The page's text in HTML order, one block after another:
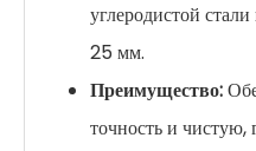
углеродистой
25 мм.
Преимущество:
точность и чистую,